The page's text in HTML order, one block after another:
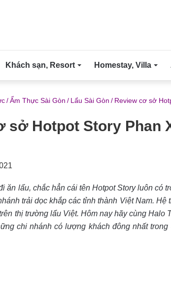
Khách sạn, Resort Homestay, Villa
/Ẩm Thực Sài Gòn / Lẩu Sài Gòn / Review cơ sở
sở Hotpot Story Phan
ăn lẩu, chắc hẳn cái tên Hotpot Story luôn có
trải dọc khắp các tỉnh thành Việt Nam. Hệ
thị trường lẩu Việt. Hôm nayhãy cùng Halo
chi nhánh có lượng khách đông nhất